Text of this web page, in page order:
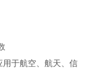
于航空、航天、信